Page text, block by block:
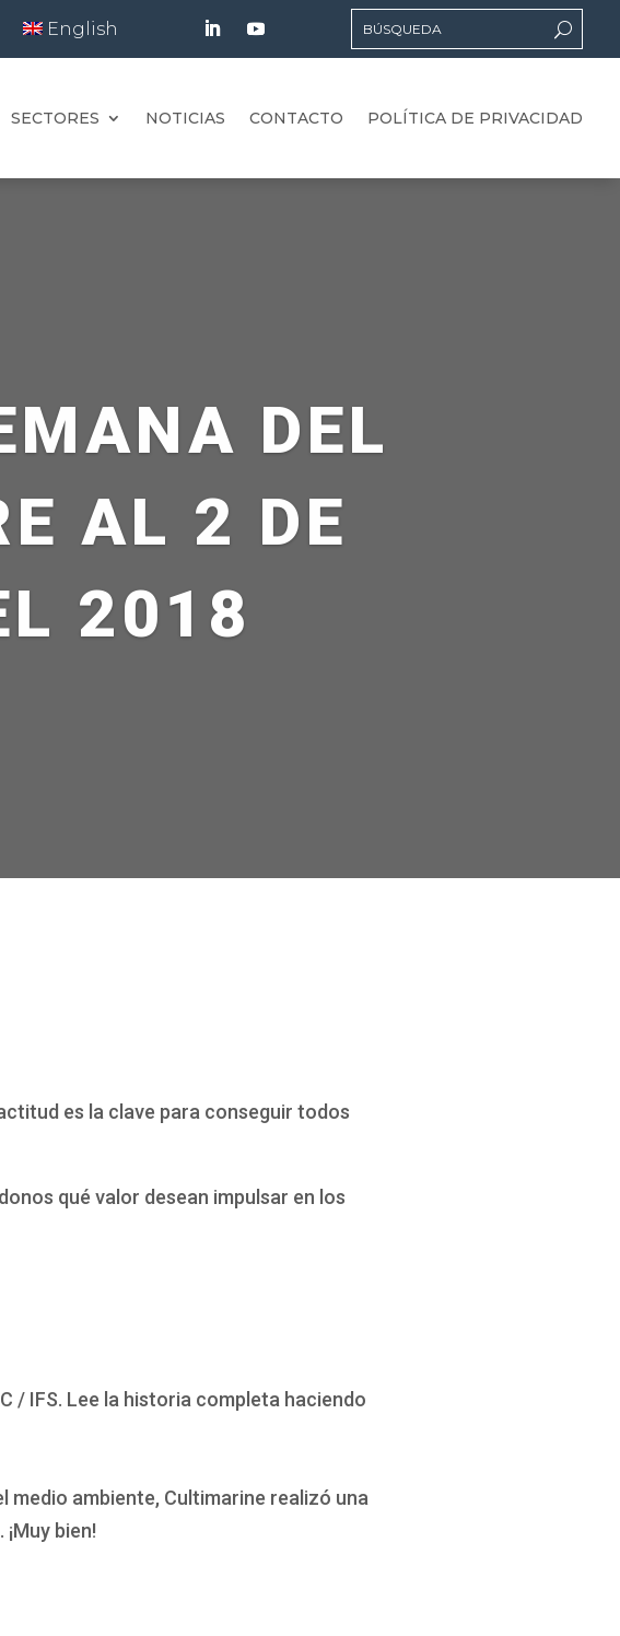
English
SECTORES NOTICIAS CONTACTO POLÍTICA DE PRIVACIDAD
DEL
AL 2 DE
2018
es la clave para conseguir todos
qué valor desean impulsar en los
/ IFS. Lee la historia completa haciendo
medio ambiente, Cultimarine realizó una
bien!